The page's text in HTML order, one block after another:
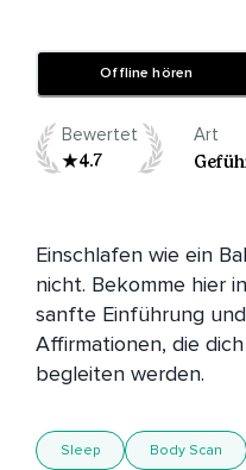
Offline hören
Bewertet
4.7
Art
Einschlafen wie ein
nicht. Bekomme hier
sanfte Einführung
Affirmationen, die
begleiten werden.
Sleep Body Scan